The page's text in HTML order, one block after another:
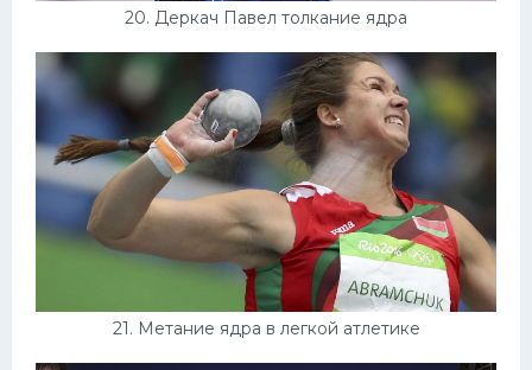
20. Деркач Павел толкание ядра
21. Метание ядра в легкой атлетике